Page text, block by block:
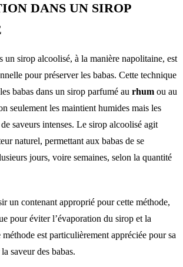
DANS UN SIROP
un sirop alcoolisé, à la manière napolitaine, est
pour préserver les babas. Cette technique
babas dans un sirop parfumé au rhum ou au
seulement les maintient humides mais les
saveurs intenses. Le sirop alcoolisé agit
naturel, permettant aux babas de se
jours, voire semaines, selon la quantité
un contenant approprié pour cette méthode,
pour éviter l’évaporation du sirop et la
est particulièrement appréciée pour sa
saveur des babas.